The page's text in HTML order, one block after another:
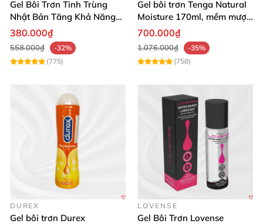
Gel Bôi Trơn Tinh Trùng
Nhật Bản Tăng Khả Năng
Thụ Thai 300ml
380.000₫
558.000₫
-32%
(775)
Gel bôi trơn Tenga Natural
Moisture 170ml, mềm mượt,
an toàn
700.000₫
1.076.000₫
-35%
(758)
DUREX
Gel bôi trơn Durex
LOVENSE
Gel Bôi Trơn Lovense